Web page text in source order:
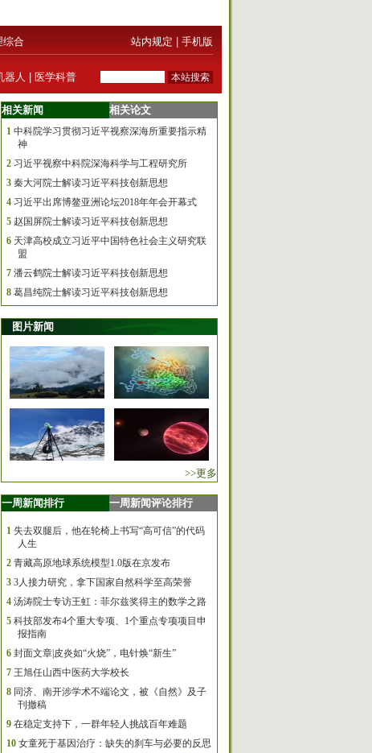
综合 站内规定 手机版
器人 医学科普
相关新闻 相关论文
1 中科院学习贯彻习近平视察深海所重要指示精
神
2 习近平视察中科院深海科学与工程研究所
3 秦大河院士解读习近平科技创新思想
4 习近平出席博鳌亚洲论坛2018年年会开幕式
5 赵国屏院士解读习近平科技创新思想
6 天津高校成立习近平中国特色社会主义研究联
盟
7 潘云鹤院士解读习近平科技创新思想
8 葛昌纯院士解读习近平科技创新思想
图片新闻
>>更多
一周新闻排行 一周新闻评论排行
1 失去双腿后，他在轮椅上书写“高可信”的代码
人生
2 青藏高原地球系统模型1.0版在京发布
3 3人接力研究，拿下国家自然科学至高荣誉
4 汤涛院士专访王虹：菲尔兹奖得主的数学之路
5 科技部发布4个重大专项、1个重点专项项目申
报指南
6 封面文章|皮炎如“火烧”，电针焕“新生”
7 王旭任山西中医药大学校长
8 同济、南开涉学术不端论文，被《自然》及子
刊撤稿
9 在稳定支持下，一群年轻人挑战百年难题
10 女童死于基因治疗：缺失的刹车与必要的反思